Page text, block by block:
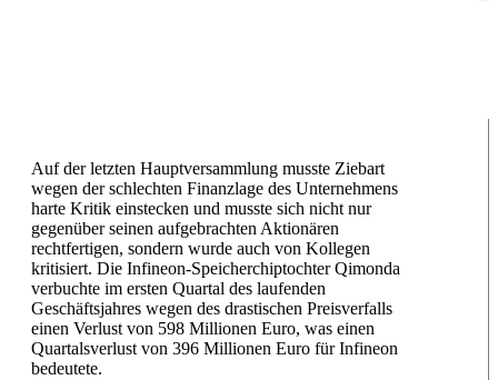
Auf der letzten Hauptversammlung musste Ziebart
wegen der schlechten Finanzlage des Unternehmens
harte Kritik einstecken und musste sich nicht nur
gegenüber seinen aufgebrachten Aktionären
rechtfertigen, sondern wurde auch von Kollegen
kritisiert. Die Infineon-Speicherchiptochter Qimonda
verbuchte im ersten Quartal des laufenden
Geschäftsjahres wegen des drastischen Preisverfalls
einen Verlust von 598 Millionen Euro, was einen
Quartalsverlust von 396 Millionen Euro für Infineon
bedeutete.